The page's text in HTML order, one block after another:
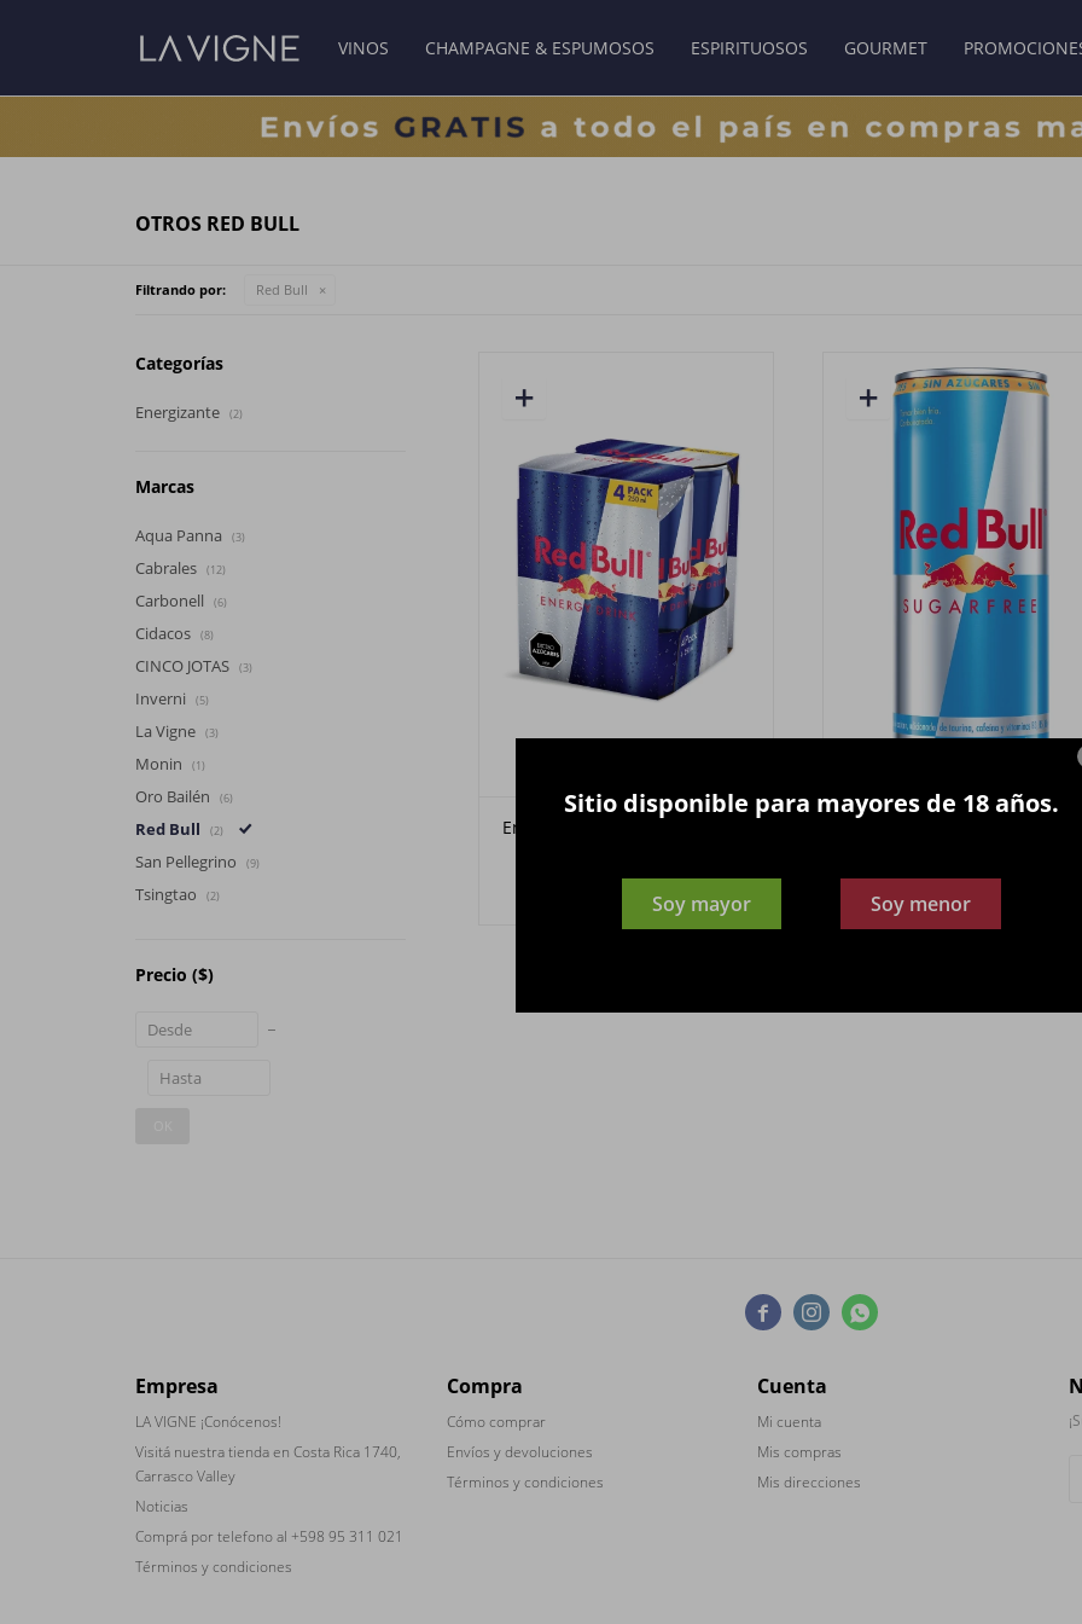
Sitio disponible para mayores de 18 años.
Soy mayor Soy menor
VINOS CHAMPAGNE & ESPUMOSOS ESPIRITUOSOS GOURMET
OTROS RED BULL
Filtrando por: Red Bull
Energizante RED BULL ENERGY
399 $ 105
Categorías
Energizante (2)
Marcas
Aqua Panna (3)
Cabrales (12)
Carbonell (6)
Cidacos (8)
CINCO JOTAS (3)
Inverni (5)
La Vigne (3)
Monin (1)
Oro Bailén (6)
Red Bull (2)
San Pellegrino (9)
Tsingtao (2)
Precio ($)
  
Empresa
LA VIGNE ¡Conócenos!
Visitá nuestra tienda en Costa Rica 1740,
Carrasco Valley
Noticias
Comprá por telefono al +598 95 311 021
Términos y condiciones
Compra
Cómo comprar
Envíos y devoluciones
Términos y condiciones
Cuenta
Mi cuenta
Mis compras
Mis direcciones